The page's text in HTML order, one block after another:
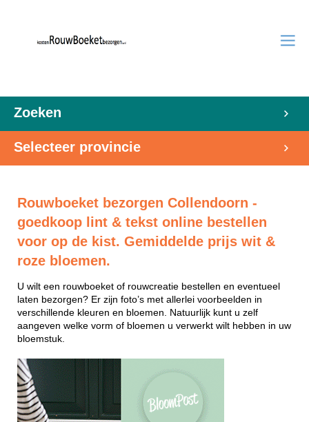
Zoeken
Selecteer provincie
Rouwboeket bezorgen Collendoorn -
goedkoop lint & tekst online bestellen
voor op de kist. Gemiddelde prijs wit &
roze bloemen.
U wilt een rouwboeket of rouwcreatie bestellen en eventueel
laten bezorgen? Er zijn foto’s met allerlei voorbeelden in
verschillende kleuren en bloemen. Natuurlijk kunt u zelf
aangeven welke vorm of bloemen u verwerkt wilt hebben in uw
bloemstuk.